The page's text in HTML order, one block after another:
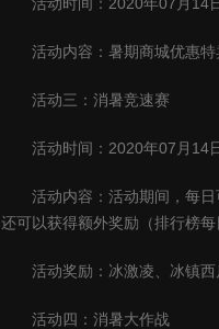
活动内容：暑期商城优惠
活动三：消暑竞速赛
活动时间： 2020年07 月 14
活动内容：活动期间，每
还可以获得额外奖励（排行榜每
活动奖励：冰激凌、冰镇西
活动四：消暑大作战